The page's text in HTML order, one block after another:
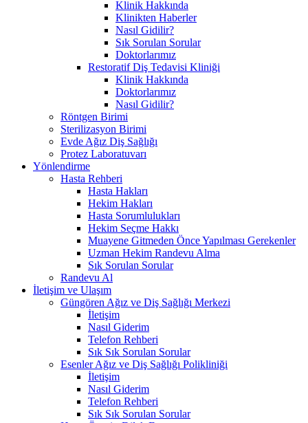
Klinik Hakkında
Klinikten Haberler
Nasıl Gidilir?
Sık Sorulan Sorular
Doktorlarımız
Restoratif Diş Tedavisi Kliniği
Klinik Hakkında
Doktorlarımız
Nasıl Gidilir?
Röntgen Birimi
Sterilizasyon Birimi
Evde Ağız Diş Sağlığı
Protez Laboratuvarı
Yönlendirme
Hasta Rehberi
Hasta Hakları
Hekim Hakları
Hasta Sorumlulukları
Hekim Seçme Hakkı
Muayene Gitmeden Önce Yapılması Gerekenler
Uzman Hekim Randevu Alma
Sık Sorulan Sorular
Randevu Al
İletişim ve Ulaşım
Güngören Ağız ve Diş Sağlığı Merkezi
İletişim
Nasıl Giderim
Telefon Rehberi
Sık Sık Sorulan Sorular
Esenler Ağız ve Diş Sağlığı Polikliniği
İletişim
Nasıl Giderim
Telefon Rehberi
Sık Sık Sorulan Sorular